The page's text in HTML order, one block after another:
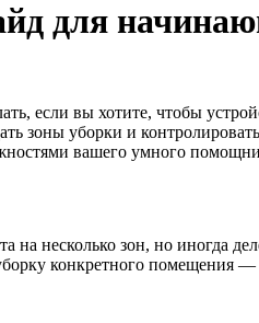
для
если вы хотите, чтобы
зоны уборки и
вашего умного
несколько зон, но иногда
конкретного помещения —